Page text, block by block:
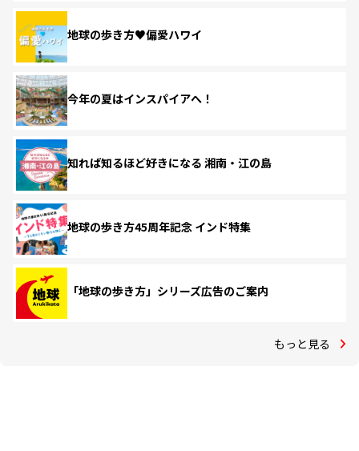
地球の歩き方♥偏愛ハワイ
今年の夏はインスパイアへ！
知れば知るほど好きになる 湘南・江の島
地球の歩き方45周年記念 インド特集
「地球の歩き方」シリーズ広告のご案内
もっと見る